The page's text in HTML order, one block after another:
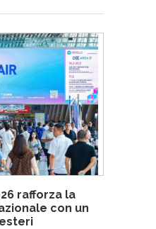
rafforza la
con un